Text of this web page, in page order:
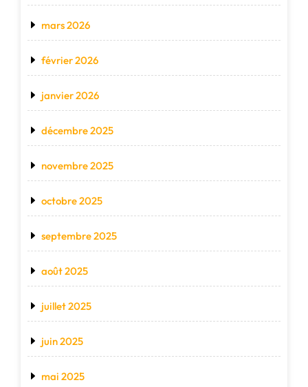
mars 2026
février 2026
janvier 2026
décembre 2025
novembre 2025
octobre 2025
septembre 2025
août 2025
juillet 2025
juin 2025
mai 2025